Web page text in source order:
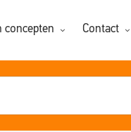
concepten Contact